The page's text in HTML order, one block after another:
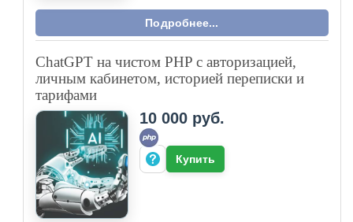
Подробнее...
ChatGPT на чистом PHP с авторизацией,
личным кабинетом, историей переписки и
тарифами
10 000 руб.
Купить